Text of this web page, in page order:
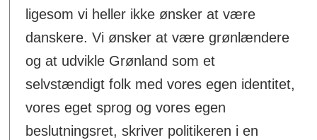
ligesom vi heller ikke ønsker at være
danskere. Vi ønsker at være grønlændere
og at udvikle Grønland som et
selvstændigt folk med vores egen identitet,
vores eget sprog og vores egen
beslutningsret, skriver politikeren i en